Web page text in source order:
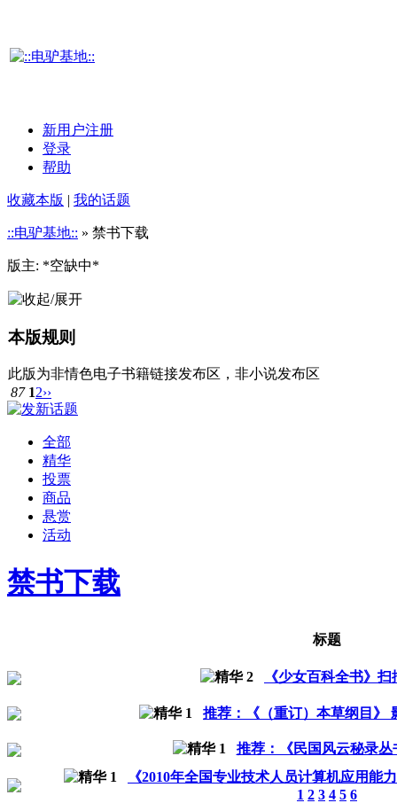
新用户注册
登录
帮助
收藏本版 | 我的话题
::电驴基地:: » 禁书下载
版主: *空缺中*
本版规则
此版为非情色电子书籍链接发布区，非小说发布区
87 12››
全部
精华
投票
商品
悬赏
活动
禁书下载
标题
《少女百科全书》
推荐：《（重订）本草纲目》
推荐：《民国风云秘录丛
《2010年全国专业技术人员计算机应用能
1 2 3 4 5 6